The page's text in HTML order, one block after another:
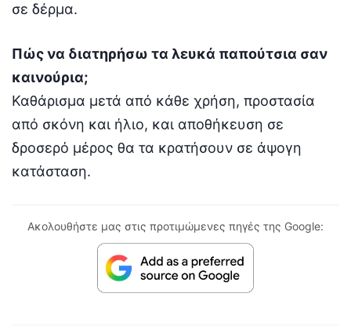
σε δέρμα.
Πώς να διατηρήσω τα λευκά παπούτσια σαν
καινούρια;
Καθάρισμα μετά από κάθε χρήση, προστασία
από σκόνη και ήλιο, και αποθήκευση σε
δροσερό μέρος θα τα κρατήσουν σε άψογη
κατάσταση.
Ακολουθήστε μας στις προτιμώμενες πηγές της Google: